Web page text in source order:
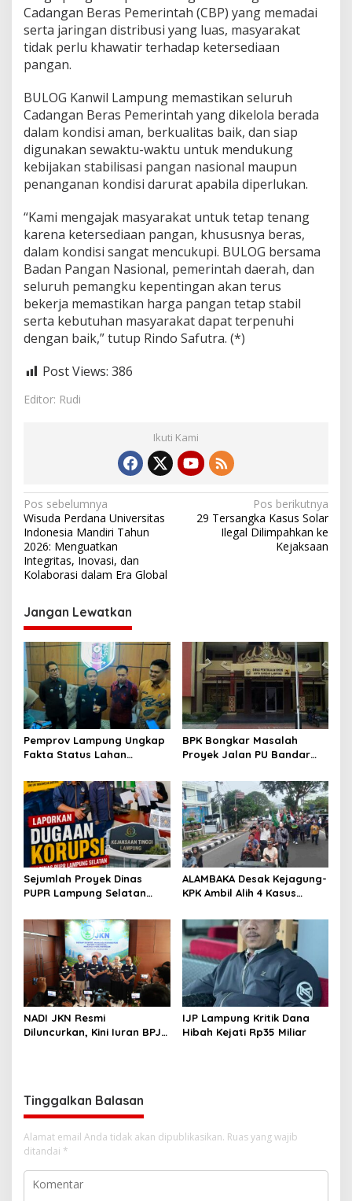
Cadangan Beras Pemerintah (CBP) yang memadai
serta jaringan distribusi yang luas, masyarakat
tidak perlu khawatir terhadap ketersediaan
pangan.
BULOG Kanwil Lampung memastikan seluruh
Cadangan Beras Pemerintah yang dikelola berada
dalam kondisi aman, berkualitas baik, dan siap
digunakan sewaktu-waktu untuk mendukung
kebijakan stabilisasi pangan nasional maupun
penanganan kondisi darurat apabila diperlukan.
“Kami mengajak masyarakat untuk tetap tenang
karena ketersediaan pangan, khususnya beras,
dalam kondisi sangat mencukupi. BULOG bersama
Badan Pangan Nasional, pemerintah daerah, dan
seluruh pemangku kepentingan akan terus
bekerja memastikan harga pangan tetap stabil
serta kebutuhan masyarakat dapat terpenuhi
dengan baik,” tutup Rindo Safutra. (*)
Post Views: 386
Editor: Rudi
Ikuti Kami
N
a
v
i
a
s
i
p
o
s
Pos sebelumnya
Wisuda Perdana Universitas
Indonesia Mandiri Tahun
2026: Menguatkan
Integritas, Inovasi, dan
Kolaborasi dalam Era Global
Pos berikutnya
29 Tersangka Kasus Solar
Ilegal Dilimpahkan ke
Kejaksaan
Jangan Lewatkan
Pemprov Lampung Ungkap
Fakta Status Lahan
BPK Bongkar Masalah
Proyek Jalan PU Bandar
Sejumlah Proyek Dinas
PUPR Lampung Selatan
Dilaporkan DPP KAMPUD Ke
KEJATI Lampung
ALAMBAKA Desak Kejagung-
KPK Ambil Alih 4 Kasus
NADI JKN Resmi
Diluncurkan, Kini Iuran BPJS
IJP Lampung Kritik Dana
Hibah Kejati Rp35 Miliar
Tinggalkan Balasan
Alamat email Anda tidak akan dipublikasikan. Ruas yang wajib
ditandai *